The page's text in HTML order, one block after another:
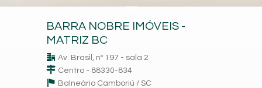
BARRA NOBRE IMÓVEIS -
MATRIZ BC
Av. Brasil, nº 197 - sala 2
Centro - 88330-834
Balneário Camboriú / SC